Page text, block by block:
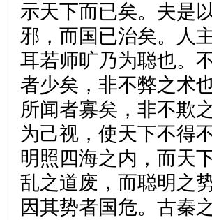
示天下而已矣。夫是
邪，而国已治矣。人
耳若师旷乃为聪也。
者少矣，非不弊之术
所闻者寡矣，非不欺
为己视，使天下不得
明照四海之内，而天
乱之道废，而聪明之
因其势者国危。古秦